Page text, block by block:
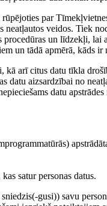
par
veidos. Tiek
un līdzekļi,
un tādā apmērā, kāds ir
arī citus datu tīkla
aizsardzībai no
datu
satur personas datus.
gusi)) savu